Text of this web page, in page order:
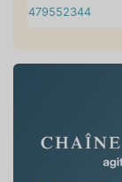
0479552344